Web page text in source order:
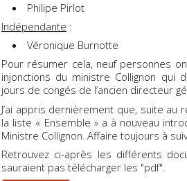
Philipe Pirlot
Indépendante :
Véronique Burnotte
Pour résumer cela, neuf personnes
injonctions du ministre Collignon qui
jours de congés de l’ancien directeur
J’ai appris dernièrement que, suite au
la liste « Ensemble » a à nouveau
Ministre Collignon. Affaire toujours à
Retrouvez ci-après les différents
sauraient pas télécharger les "pdf".